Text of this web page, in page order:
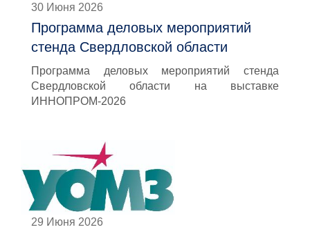
30 Июня 2026
Программа деловых мероприятий
стенда Свердловской области
Программа деловых мероприятий стенда
Свердловской области на выставке
ИННОПРОМ-2026
29 Июня 2026